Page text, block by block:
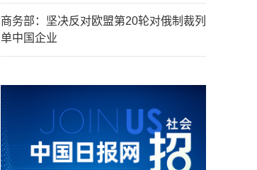
商务部：坚决反对欧盟第20轮对俄制裁列
单中国企业